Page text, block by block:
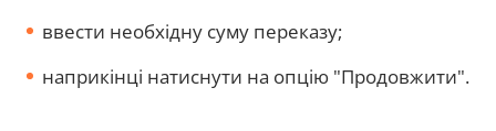
ввести необхідну суму переказу;
наприкінці натиснути на опцію "Продовжити".